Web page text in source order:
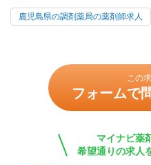
鹿児島県の調剤薬局の薬剤師求人
この
フォームで
マイナビ薬
希望通りの求人